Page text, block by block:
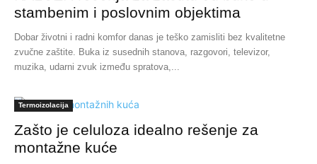
stambenim i poslovnim objektima
Dobar životni i radni komfor danas je teško zamisliti bez kvalitetne
zvučne zaštite. Buka iz susednih stanova, razgovori, televizor,
muzika, udarni zvuk između spratova,...
Termoizolacija
Zašto je celuloza idealno rešenje za
montažne kuće